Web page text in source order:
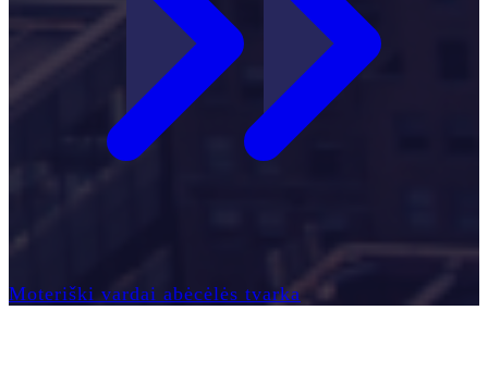
Moteriški vardai abėcėlės tvarka